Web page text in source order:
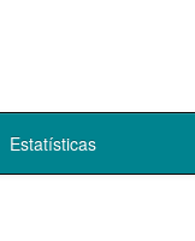
Estatísticas